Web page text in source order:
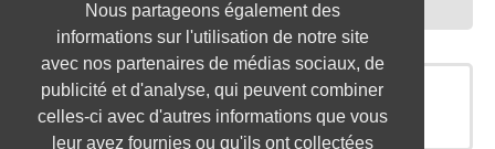
Nous partageons également des
informations sur l'utilisation de notre site
avec nos partenaires de médias sociaux, de
publicité et d'analyse, qui peuvent combiner
celles-ci avec d'autres informations que vous
leur avez fournies ou qu'ils ont collectées
OFFRES SIMILAIRES